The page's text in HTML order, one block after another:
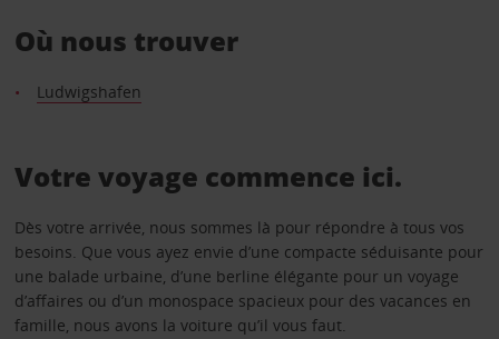
Où nous trouver
Ludwigshafen
Votre voyage commence ici.
Dès votre arrivée, nous sommes là pour répondre à tous vos
besoins. Que vous ayez envie d’une compacte séduisante pour
une balade urbaine, d’une berline élégante pour un voyage
d’affaires ou d’un monospace spacieux pour des vacances en
famille, nous avons la voiture qu’il vous faut.